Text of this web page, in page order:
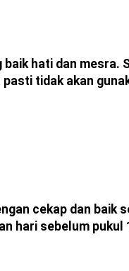
hati dan
tidak akan
cekap dan
hari sebelum